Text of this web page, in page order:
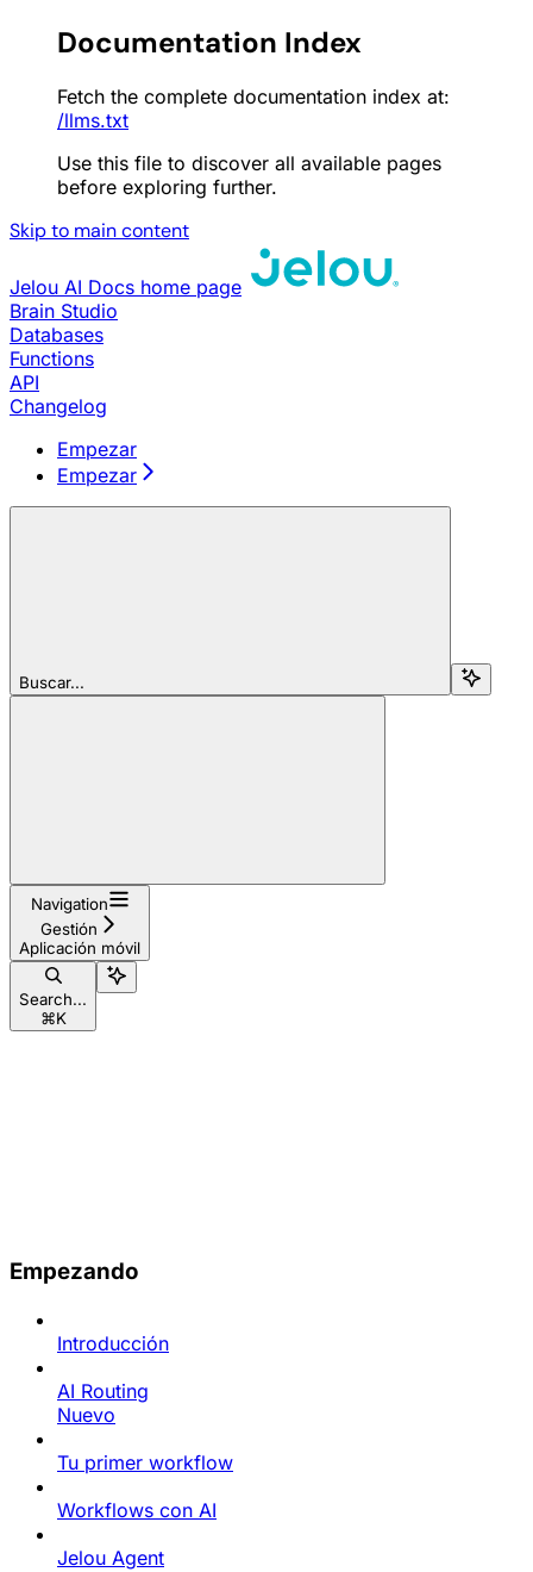
Documentation Index
Fetch the complete documentation index at:
/llms.txt
Use this file to discover all available pages
before exploring further.
Skip to main content
Jelou AI Docs home page
Brain Studio
Databases
Functions
API
Changelog
Empezar
Empezar
Buscar...
Navigation
Gestión
Aplicación móvil
Search...
⌘K
Empezando
Introducción
AI Routing
Nuevo
Tu primer workflow
Workflows con AI
Jelou Agent